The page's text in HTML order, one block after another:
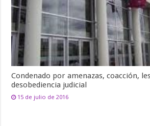
Condenado por amenazas, coacción,
desobediencia judicial
15 de julio de 2016